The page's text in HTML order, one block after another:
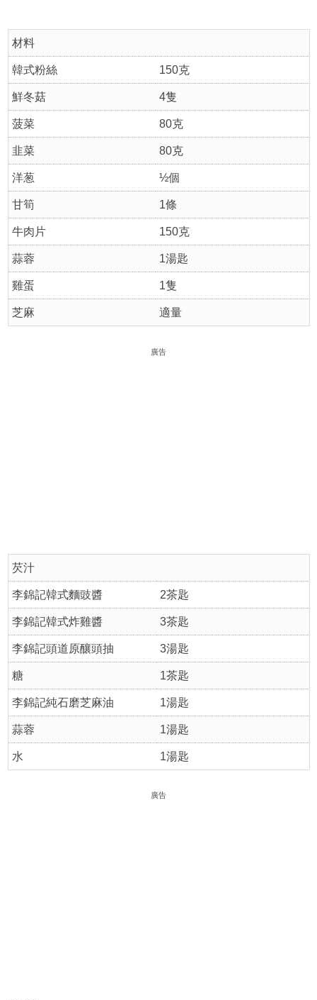
材料
韓式粉絲 150克
鮮冬菇 4隻
菠菜 80克
韭菜 80克
洋葱 ½個
甘筍 1條
牛肉片 150克
蒜蓉 1湯匙
雞蛋 1隻
芝麻 適量
廣告
芡汁
李錦記韓式麵豉醬 2茶匙
李錦記韓式炸雞醬 3茶匙
李錦記頭道原釀頭抽 3湯匙
糖 1茶匙
李錦記純石磨芝麻油 1湯匙
蒜蓉 1湯匙
水 1湯匙
廣告